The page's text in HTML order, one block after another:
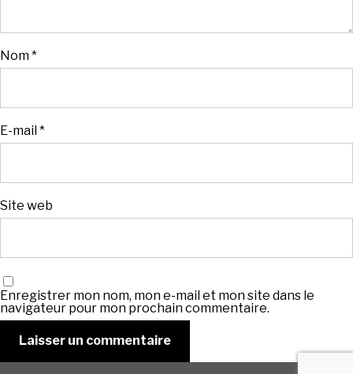
Nom*
E-mail*
Site web
Enregistrer mon nom, mon e-mail et mon site dans le
navigateur pour mon prochain commentaire.